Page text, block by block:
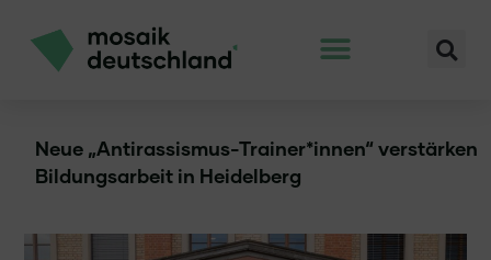
Neue „Antirassismus-Trainer*innen“ verstärken
Bildungsarbeit in Heidelberg